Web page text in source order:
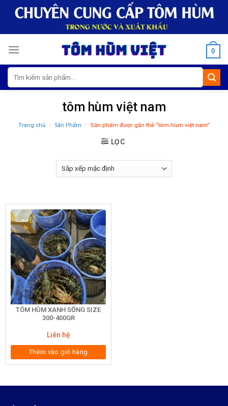
0
Tìm
kiếm:
tôm hùm việt nam
Trang chủ / Sản Phẩm / Sản phẩm được gắn thẻ “tôm hùm việt nam”
LỌC
TÔM HÙM XANH SỐNG SIZE
300-400GR
Liên hệ
Thêm vào giỏ hàng